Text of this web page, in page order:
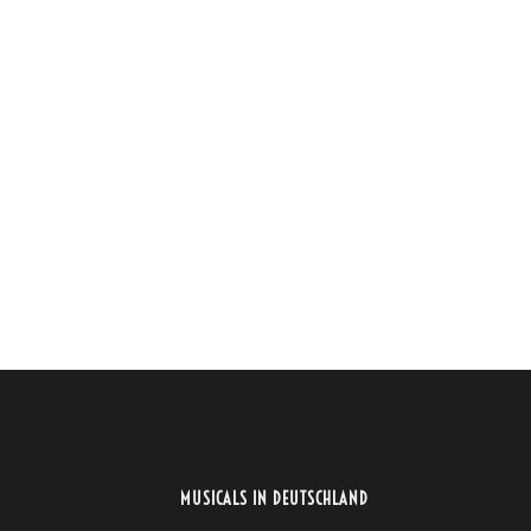
MUSICALS IN DEUTSCHLAND